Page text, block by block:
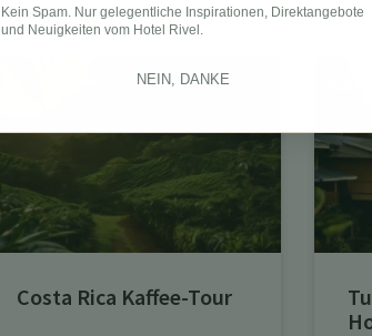
Costa Rica Kaffee-Tour
Kein Spam. Nur gelegentliche Inspirationen, Direktangebote
und Neuigkeiten vom Hotel Rivel.
NEIN, DANKE